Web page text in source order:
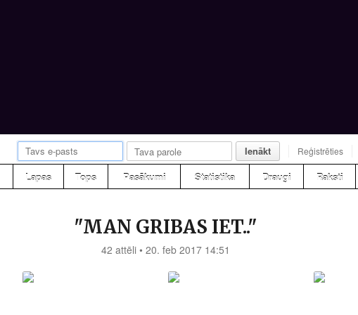
Ienākt Reģistrēties
Lapas Tops Pasākumi Statistika Draugi Raksti
"MAN GRIBAS IET.."
42 attēli • 20. feb 2017 14:51